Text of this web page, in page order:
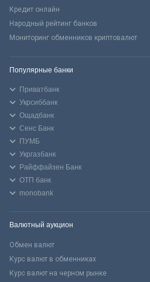
Кредит онлайн
Народный рейтинг банков
Мониторинг обменников криптовалют
Популярные банки
Приватбанк
Укрсиббанк
Ощадбанк
Сенс Банк
ПУМБ
Укргазбанк
Райффайзен Банк
ОТП банк
monobank
Валютный аукцион
Обмен валют
Курс валют в обменниках
Курс валют на черном рынке